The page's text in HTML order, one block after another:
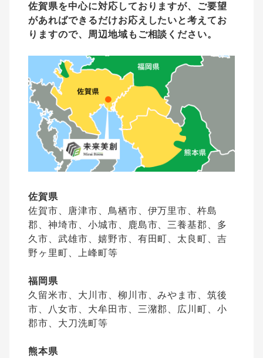
佐賀県を中心に対応しておりますが、ご要望
があればできるだけお応えしたいと考えてお
りますので、周辺地域もご相談ください。
佐賀県
佐賀市、唐津市、鳥栖市、伊万里市、杵島
郡、神埼市、小城市、鹿島市、三養基郡、多
久市、武雄市、嬉野市、有田町、太良町、吉
野ヶ里町、上峰町等
福岡県
久留米市、大川市、柳川市、みやま市、筑後
市、八女市、大牟田市、三潴郡、広川町、小
郡市、大刀洗町等
熊本県